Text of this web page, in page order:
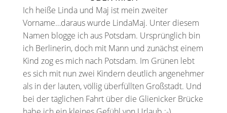
Ich heiße Linda und Maj ist mein zweiter
Vorname…daraus wurde LindaMaj. Unter diesem
Namen blogge ich aus Potsdam. Ursprünglich bin
ich Berlinerin, doch mit Mann und zunächst einem
Kind zog es mich nach Potsdam. Im Grünen lebt
es sich mit nun zwei Kindern deutlich angenehmer
als in der lauten, völlig überfüllten Großstadt. Und
bei der täglichen Fahrt über die Glienicker Brücke